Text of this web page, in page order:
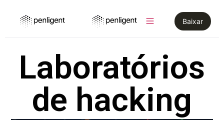
Baixar
Laboratórios
de hacking